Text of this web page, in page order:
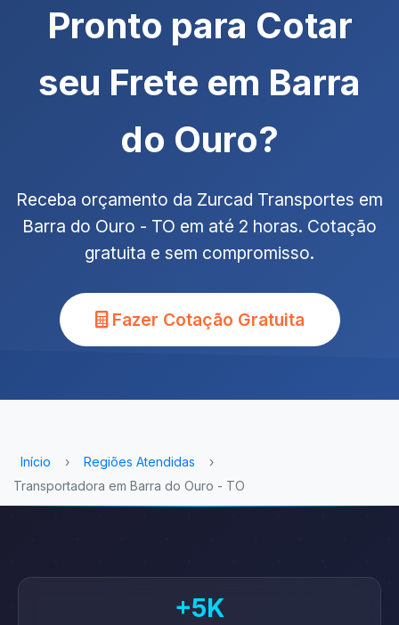
Pronto para Cotar
seu Frete em Barra
do Ouro?
Receba orçamento da Zurcad Transportes em
Barra do Ouro - TO em até 2 horas. Cotação
gratuita e sem compromisso.
Fazer Cotação Gratuita
Início › Regiões Atendidas
›
Transportadora em Barra do Ouro - TO
+5K